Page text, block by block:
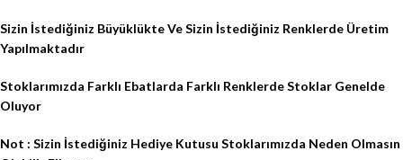
Sizin İstediğiniz Büyüklükte Ve Sizin İstediğiniz Renklerde Üretim
Yapılmaktadır
Stoklarımızda Farklı Ebatlarda Farklı Renklerde Stoklar Genelde
Oluyor
Not : Sizin İstediğiniz Hediye Kutusu Stoklarımızda Neden Olmasın